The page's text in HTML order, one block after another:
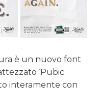
è un nuovo font
‘Pubic
interamente con